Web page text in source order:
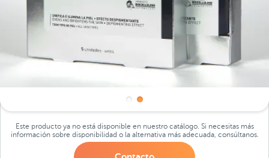
Este producto ya no está disponible en nuestro catálogo. Si necesitas más
información sobre disponibilidad o la alternativa más adecuada, consúltanos.